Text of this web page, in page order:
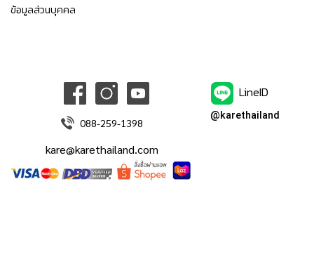
ข้อมูลส่วนบุคคล
088-259-1398
kare@karethailand.com
LineID
@karethailand